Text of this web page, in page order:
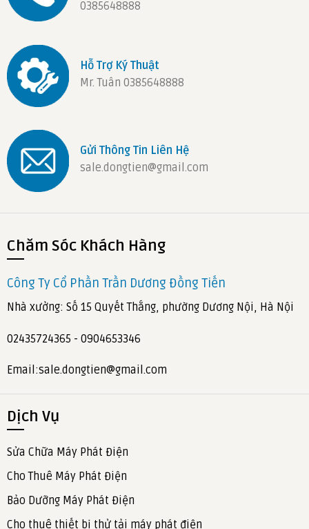
0385648888
Hỗ Trợ Ký Thuật
Mr. Tuân 0385648888
Gửi Thông Tin Liên Hệ
sale.dongtien@gmail.com
Chăm Sóc Khách Hàng
Công Ty Cổ Phần Trần Dương Đồng Tiến
Nhà xưởng: Số 15 Quyết Thắng, phường Dương Nội, Hà Nội
02435724365 - 0904653346
Email:sale.dongtien@gmail.com
Dịch Vụ
Sửa Chữa Máy Phát Điện
Cho Thuê Máy Phát Điện
Bảo Dưỡng Máy Phát Điện
Cho thuê thiết bị thử tải máy phát điện